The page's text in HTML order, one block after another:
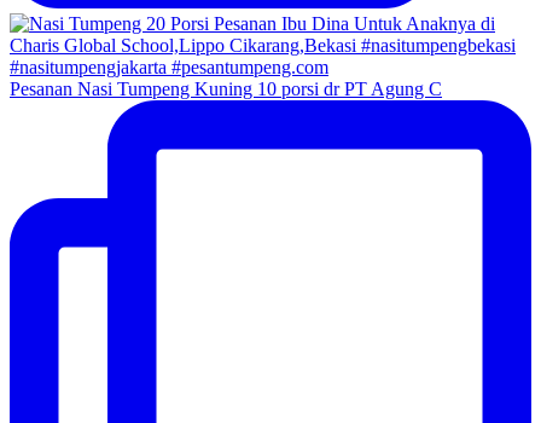
Pesanan Nasi Tumpeng Kuning 10 porsi dr PT Agung C